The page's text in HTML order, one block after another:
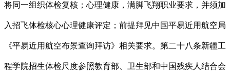
将同一组织体检复核；心理健康，满脚飞翔职业要求，并须加
入招飞体检核心心理健康评定；前提拜见中国平易近用航空局
《平易近用航空布景查询拜访》相关要求。第二十八条新疆工
程学院招生体检尺度参照教育部、卫生部和中国残疾人结合会